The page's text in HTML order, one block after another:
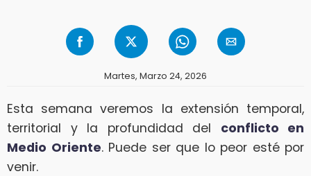
Martes, Marzo 24, 2026
Esta semana veremos la extensión temporal,
territorial y la profundidad del conflicto en
Medio Oriente. Puede ser que lo peor esté por
venir.